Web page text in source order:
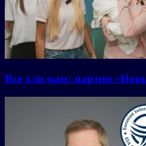
Все для мам: партия